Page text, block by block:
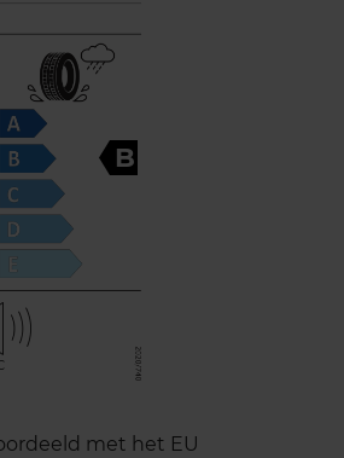
B
met het EU